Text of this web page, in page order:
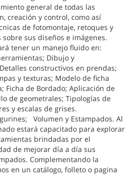
general de todas las
creación y control, como así
de fotomontaje, retoques y
sus diseños e imágenes.
tener un manejo fluido en:
Dibujo y
constructivos en prendas;
y texturas; Modelo de ficha
Ficha de Bordado; Aplicación de
de geometrales; Tipologías de
y escalas de grises.
Volumen y Estampados. Al
estará capacitado para explorar
brindadas por el
de mejorar día a día sus
Complementando la
en un catálogo, folleto o pagina